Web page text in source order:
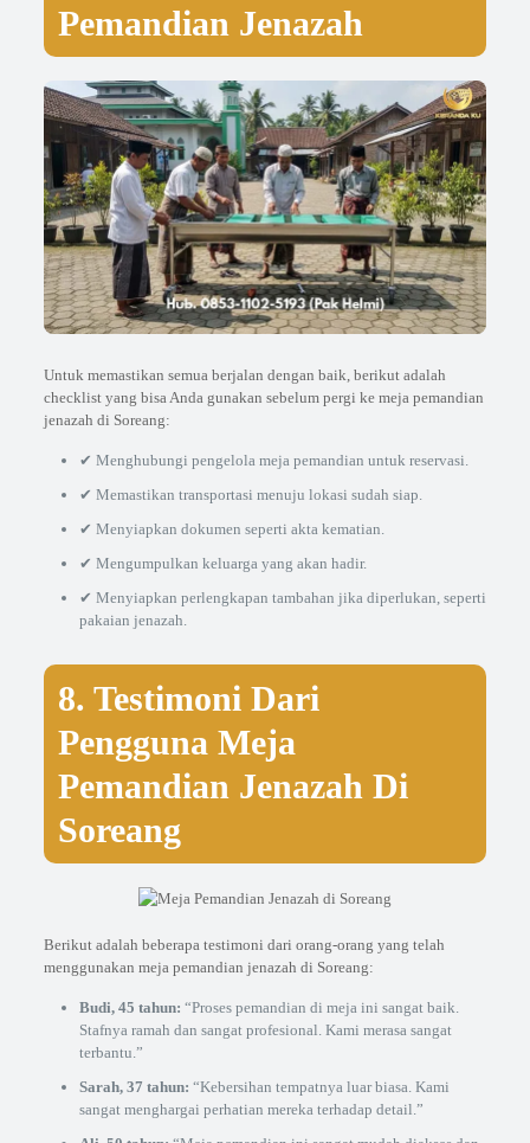
Pemandian Jenazah
Untuk memastikan semua berjalan dengan baik, berikut adalah
checklist yang bisa Anda gunakan sebelum pergi ke meja pemandian
jenazah di Soreang:
✔ Menghubungi pengelola meja pemandian untuk reservasi.
✔ Memastikan transportasi menuju lokasi sudah siap.
✔ Menyiapkan dokumen seperti akta kematian.
✔ Mengumpulkan keluarga yang akan hadir.
✔ Menyiapkan perlengkapan tambahan jika diperlukan, seperti
pakaian jenazah.
8. Testimoni Dari
Pengguna Meja
Pemandian Jenazah Di
Soreang
Berikut adalah beberapa testimoni dari orang-orang yang telah
menggunakan meja pemandian jenazah di Soreang:
Budi, 45 tahun: “Proses pemandian di meja ini sangat baik.
Stafnya ramah dan sangat profesional. Kami merasa sangat
terbantu.”
Sarah, 37 tahun: “Kebersihan tempatnya luar biasa. Kami
sangat menghargai perhatian mereka terhadap detail.”